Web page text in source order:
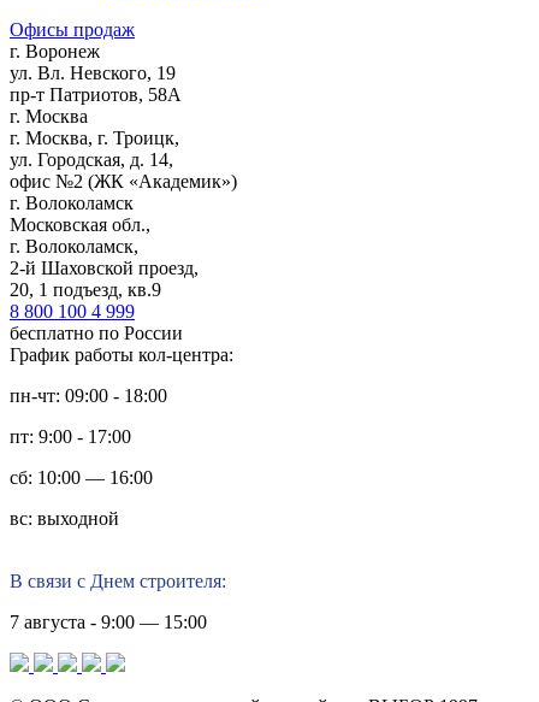
Офисы продаж
г. Воронеж
ул. Вл. Невского, 19
пр-т Патриотов, 58А
г. Москва
г. Москва, г. Троицк,
ул. Городская, д. 14,
офис №2 (ЖК «Академик»)
г. Волоколамск
Московская обл.,
г. Волоколамск,
2-й Шаховской проезд,
20, 1 подъезд, кв.9
8 800 100 4 999
бесплатно по России
График работы кол-центра:
пн-чт: 09:00 - 18:00
пт: 9:00 - 17:00
сб: 10:00 — 16:00
вс: выходной
В связи с Днем строителя:
7 августа - 9:00 — 15:00